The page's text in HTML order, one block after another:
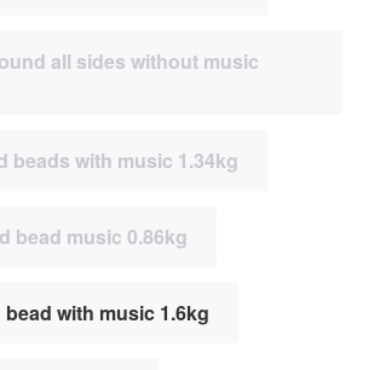
all sides without music
beads with music 1.34kg
bead music 0.86kg
with music 1.6kg